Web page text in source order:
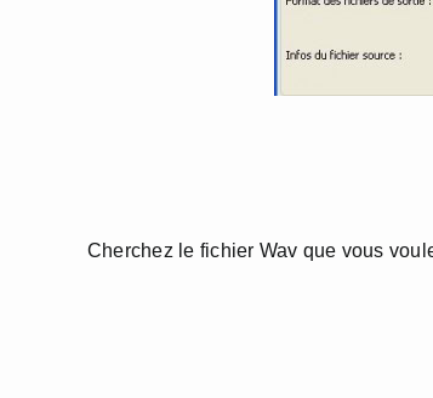
Cherchez le fichier Wav que vous